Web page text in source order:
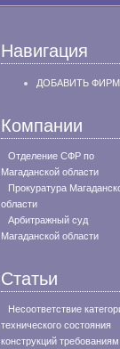
Навигация
ДОБАВИТЬ
Компании
Отделение СФР по
Магаданской области
Прокуратура
области
Арбитражный суд
Магаданской области
Статьи
Несоответствие
технического состояния
конструкций